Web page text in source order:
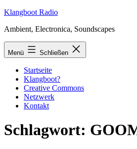
Zum
springen
Klangboot Radio
Ambient, Electronica, Soundscapes
Menü Schließen
Startseite
Klangboot?
Creative Commons
Netzwerk
Kontakt
Schlagwort: